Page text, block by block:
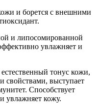
и борется с внешними
и липосомированной
увлажняет и
тонус кожи,
свойствами, выступает
Способствует
увлажняет кожу.